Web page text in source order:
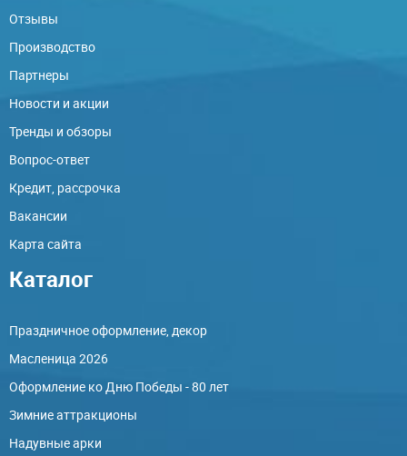
Отзывы
Производство
Партнеры
Новости и акции
Тренды и обзоры
Вопрос-ответ
Кредит, рассрочка
Вакансии
Карта сайта
Каталог
Праздничное оформление, декор
Масленица 2026
Оформление ко Дню Победы - 80 лет
Зимние аттракционы
Надувные арки